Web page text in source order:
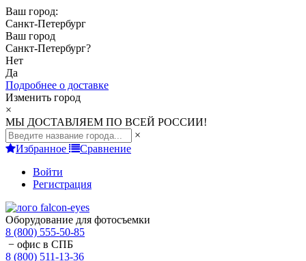
Ваш город:
Санкт-Петербург
Ваш город
Санкт-Петербург?
Нет
Да
Подробнее о доставке
Изменить город
×
МЫ ДОСТАВЛЯЕМ ПО ВСЕЙ РОССИИ!
×
Избранное
Сравнение
Войти
Регистрация
Оборудование для фотосъемки
8 (800) 555-50-85
− офис в СПБ
8 (800) 511-13-36